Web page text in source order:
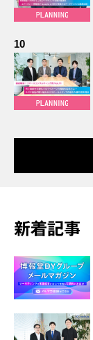
10
新着記事